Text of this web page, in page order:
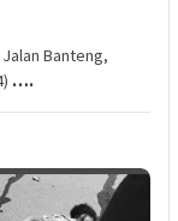
Banteng,
….